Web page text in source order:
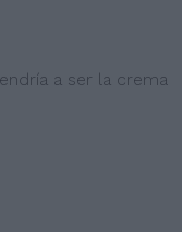
a ser la crema